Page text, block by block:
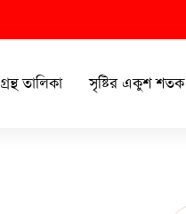
গ্রন্থ তালিকা সৃষ্টির একুশ শতক